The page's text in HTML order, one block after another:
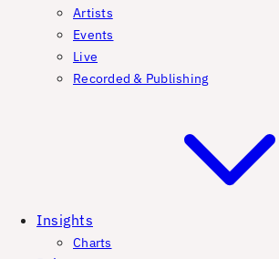
Artists
Events
Live
Recorded & Publishing
Insights
Charts